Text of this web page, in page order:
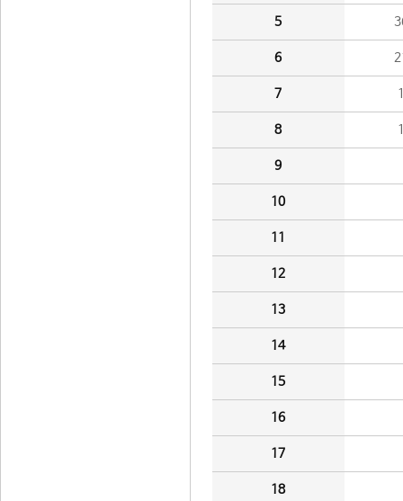
5
6
7
8
9
10
11
12
13
14
15
16
17
18